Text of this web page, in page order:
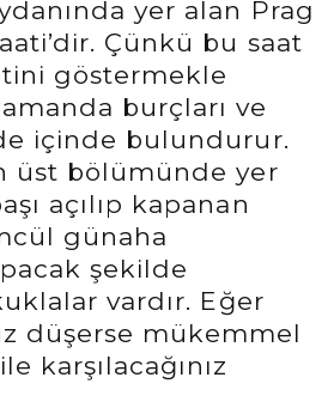
yer alan Prag
Çünkü bu saat
göstermekle
burçları ve
içinde bulundurur.
üst bölümünde yer
açılıp kapanan
günaha
şekilde
vardır. Eğer
düşerse mükemmel
karşılacağınız